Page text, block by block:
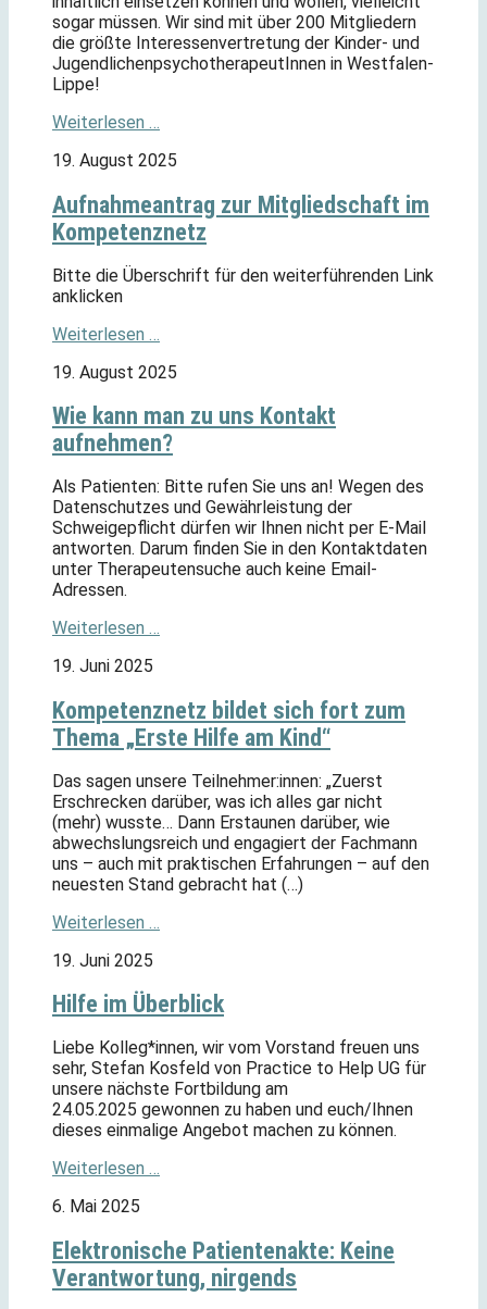
sogar müssen. Wir sind mit über 200 Mitgliedern
die größte Interessenvertretung der Kinder- und
JugendlichenpsychotherapeutInnen in Westfalen-
Lippe!
Weiterlesen …
19. August 2025
Aufnahmeantrag zur Mitgliedschaft im
Kompetenznetz
Bitte die Überschrift für den weiterführenden Link
anklicken
Weiterlesen …
19. August 2025
Wie kann man zu uns Kontakt
aufnehmen?
Als Patienten: Bitte rufen Sie uns an! Wegen des
Datenschutzes und Gewährleistung der
Schweigepflicht dürfen wir Ihnen nicht per E-Mail
antworten. Darum finden Sie in den Kontaktdaten
unter Therapeutensuche auch keine Email-
Adressen.
Weiterlesen …
19. Juni 2025
Kompetenznetz bildet sich fort zum
Thema „Erste Hilfe am Kind“
Das sagen unsere Teilnehmer:innen: „Zuerst
Erschrecken darüber, was ich alles gar nicht
(mehr) wusste… Dann Erstaunen darüber, wie
abwechslungsreich und engagiert der Fachmann
uns – auch mit praktischen Erfahrungen – auf den
neuesten Stand gebracht hat (…)
Weiterlesen …
19. Juni 2025
Hilfe im Überblick
Liebe Kolleg*innen, wir vom Vorstand freuen uns
sehr, Stefan Kosfeld von Practice to Help UG für
unsere nächste Fortbildung am
24.05.2025 gewonnen zu haben und euch/Ihnen
dieses einmalige Angebot machen zu können.
Weiterlesen …
6. Mai 2025
Elektronische Patientenakte: Keine
Verantwortung, nirgends